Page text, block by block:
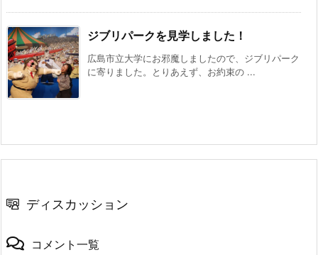
ジブリパークを見学しました！
広島市立大学にお邪魔しましたので、ジブリパーク
に寄りました。とりあえず、お約束の ...
ディスカッション
コメント一覧